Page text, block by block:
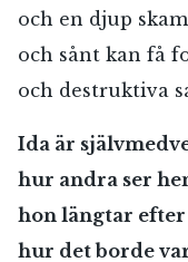
och en djup
och sånt kan få
och destruktiva
Ida är
hur andra ser
hon längtar
hur det borde